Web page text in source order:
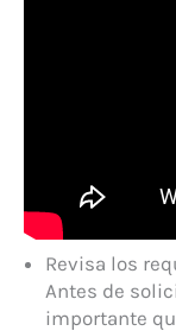
Revisa los
Antes de
importante